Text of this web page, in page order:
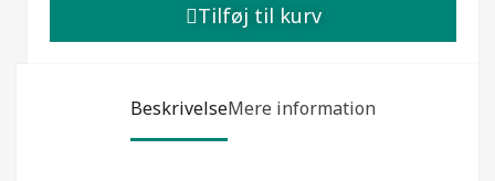
Tilføj til kurv
BeskrivelseMere information